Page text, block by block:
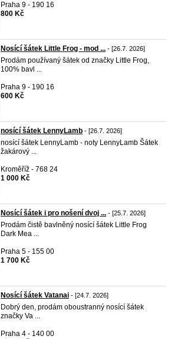
Praha 9 - 190 16
800 Kč
Nosící šátek Little Frog - mod ... - [26.7. 2026]
Prodám používaný šátek od značky Little Frog,
100% bavl ...
Praha 9 - 190 16
600 Kč
nosící šátek LennyLamb - [26.7. 2026]
nosící šátek LennyLamb - noty LennyLamb Šátek
žakárový ...
Kroměříž - 768 24
1 000 Kč
Nosící šátek i pro nošení dvoj ... - [25.7. 2026]
Prodám čistě bavlněný nosící šátek Little Frog
Dark Mea ...
Praha 5 - 155 00
1 700 Kč
Nosící šátek Vatanai - [24.7. 2026]
Dobrý den, prodám oboustranný nosící šátek
značky Va ...
Praha 4 - 140 00